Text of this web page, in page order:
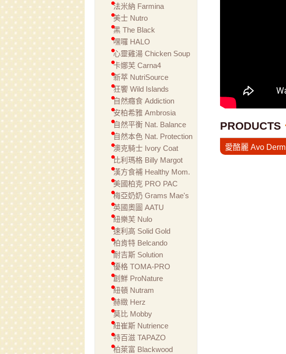
法米納 Farmina
美士 Nutro
黑 The Black
嘿囉 HALO
心靈雞湯 Chicken Soup
卡娜芙 Carna4
新萃 NutriSource
狂饗 Wild Islands
自然癮食 Addiction
安柏希雅 Ambrosia
自然平衡 Nat. Balance
自然本色 Nat. Protection
澳克騎士 Ivory Coat
比利瑪格 Billy Margot
漢方食補 Healthy Mom.
美國柏克 PRO PAC
梅亞奶奶 Grams Mae's
英國奧圖 AATU
紐樂芙 Nulo
速利高 Solid Gold
柏肯特 Belcando
耐吉斯 Solution
優格 TOMA-PRO
創鮮 ProNature
紐頓 Nutram
赫緻 Herz
莫比 Mobby
紐崔斯 Nutrience
特百滋 TAPAZO
柏萊富 Blackwood
PRODUCTS
愛酪麗 Avo Derm